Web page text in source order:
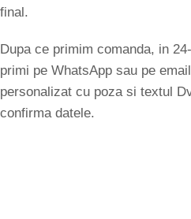
final.
Dupa ce primim comanda, in
primi pe WhatsApp sau pe
personalizat cu poza si textul
confirma datele.